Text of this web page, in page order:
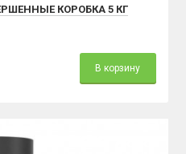
КОРОБКА 5 КГ
В корзину